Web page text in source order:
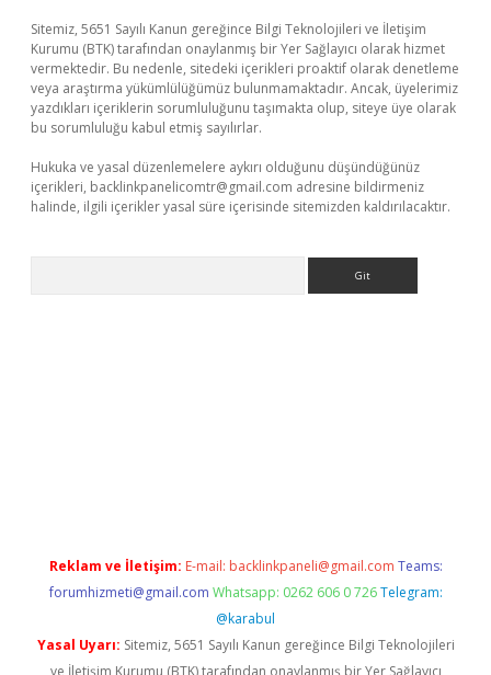
Sitemiz, 5651 Sayılı Kanun gereğince Bilgi Teknolojileri ve İletişim
Kurumu (BTK) tarafından onaylanmış bir Yer Sağlayıcı olarak hizmet
vermektedir. Bu nedenle, sitedeki içerikleri proaktif olarak denetleme
veya araştırma yükümlülüğümüz bulunmamaktadır. Ancak, üyelerimiz
yazdıkları içeriklerin sorumluluğunu taşımakta olup, siteye üye olarak
bu sorumluluğu kabul etmiş sayılırlar.
Hukuka ve yasal düzenlemelere aykırı olduğunu düşündüğünüz
içerikleri, backlinkpanelicomtr@gmail.com adresine bildirmeniz
halinde, ilgili içerikler yasal süre içerisinde sitemizden kaldırılacaktır.
Reklam ve İletişim: E-mail: backlinkpaneli@gmail.com Teams:
forumhizmeti@gmail.com Whatsapp: 0262 606 0 726 Telegram:
@karabul
Yasal Uyarı: Sitemiz, 5651 Sayılı Kanun gereğince Bilgi Teknolojileri
ve İletişim Kurumu (BTK) tarafından onaylanmış bir Yer Sağlayıcı